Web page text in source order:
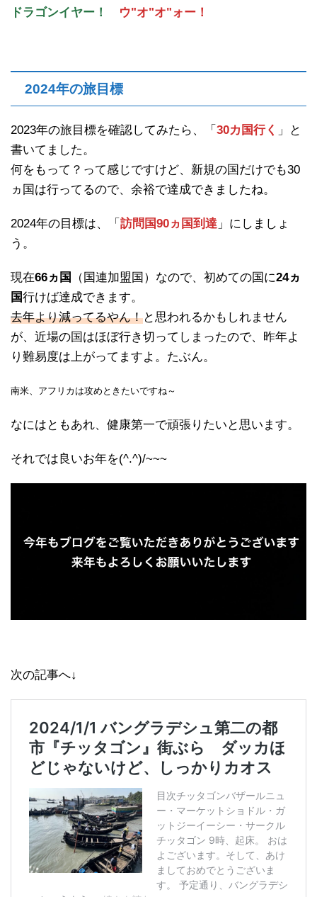
ドラゴンイヤー！ ウ"オ"オ"ォー！
2024年の旅目標
2023年の旅目標を確認してみたら、「 30カ国行く 」
と
書いてました。
何をもって？って感じですけど、新規の国だけでも30
ヵ国は行ってるので、余裕で達成できましたね。
2024年の目標は、「 訪問国90ヵ国到達 」 にしましょ
う。
現在66ヵ国 （国連加盟国）なので、初めての国に24ヵ
国行けば達成できます。
去年より減ってるやん！と思われるかもしれません
が、近場の国はほぼ行き切ってしまったので、昨年よ
り難易度は上がってますよ。たぶん。
南米、アフリカは攻めときたいですね～
なにはともあれ、健康第一で頑張りたいと思います。
それでは良いお年を(^.^)/~~~
次の記事へ↓